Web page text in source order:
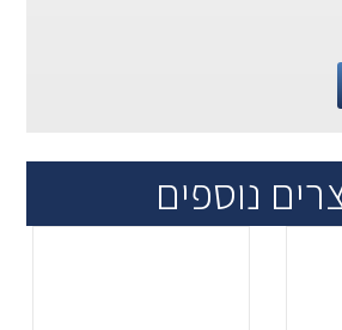
נוספים